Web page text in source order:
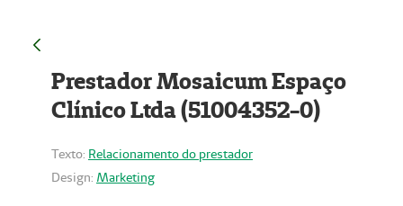
Prestador Mosaicum Espaço
Clínico Ltda (51004352-0)
Texto: Relacionamento do prestador
Design: Marketing